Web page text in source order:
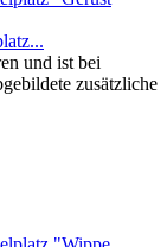
und ist bei
zusätzliche